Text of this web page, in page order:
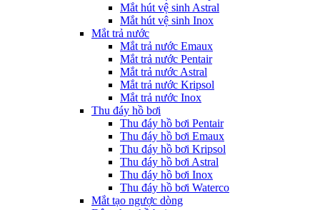
Mắt hút vệ sinh Astral
Mắt hút vệ sinh Inox
Mắt trả nước
Mắt trả nước Emaux
Mắt trả nước Pentair
Mắt trả nước Astral
Mắt trả nước Kripsol
Mắt trả nước Inox
Thu đáy hồ bơi
Thu đáy hồ bơi Pentair
Thu đáy hồ bơi Emaux
Thu đáy hồ bơi Kripsol
Thu đáy hồ bơi Astral
Thu đáy hồ bơi Inox
Thu đáy hồ bơi Waterco
Mắt tạo ngược dòng